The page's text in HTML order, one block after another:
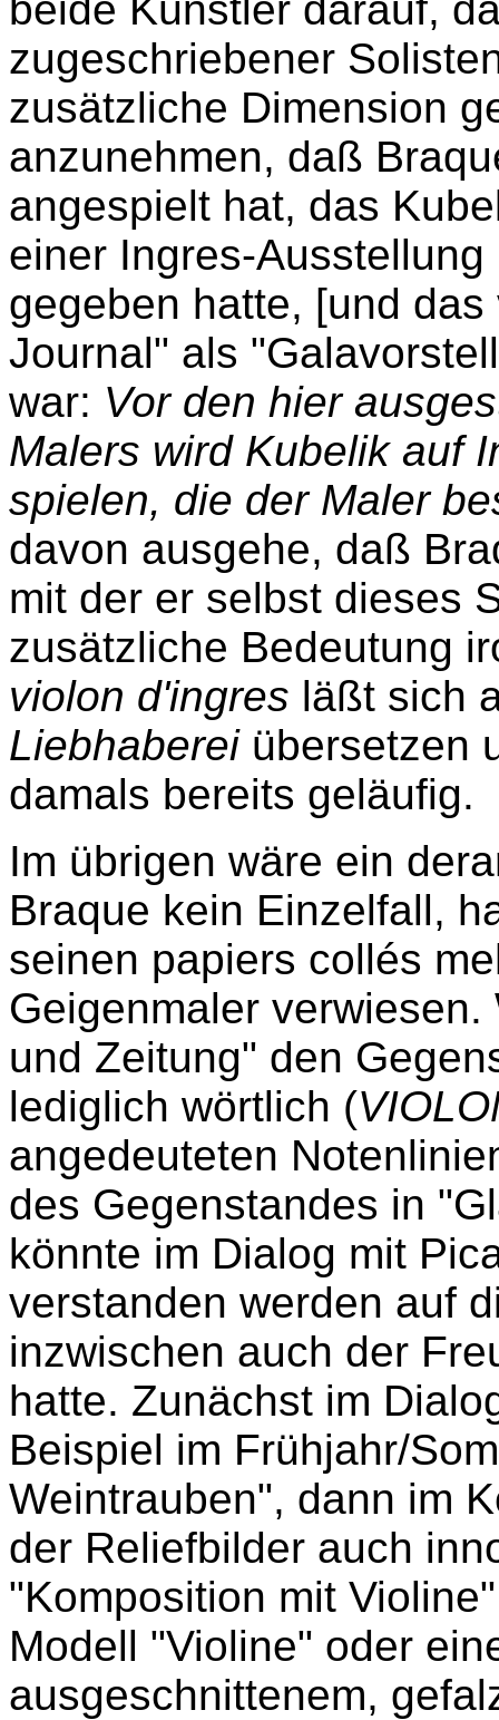
zugeschriebener
zusätzliche Dimension
anzunehmen, daß
angespielt hat, das
einer Ingres-
gegeben hatte, [und
Journal" als
war: Vor den hier
Malers wird Kubelik auf
spielen, die der Maler
davon ausgehe, daß
mit der er selbst dieses
zusätzliche Bedeutung
violon d'ingres läßt sich
Liebhabereiübersetzen
damals bereits geläufig.
Im übrigen wäre ein
Braque kein Einzelfall,
seinen papiers collés
Geigenmaler
und Zeitung" den
lediglich wörtlich (
angedeuteten
des Gegenstandes in
könnte im Dialog mit
verstanden werden auf
inzwischen auch der
hatte. Zunächst im
Beispiel im Frühjahr/
Weintrauben", dann im
der Reliefbilder auch
"Komposition mit
Modell "Violine" oder
ausgeschnittenem,